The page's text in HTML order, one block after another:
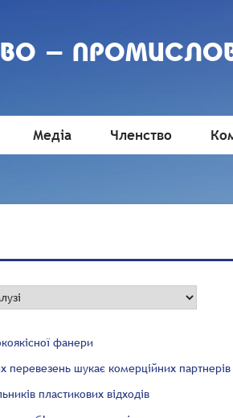
-
Медіа Членство
фанери
шукає комерційних партнерів
пластикових відходів